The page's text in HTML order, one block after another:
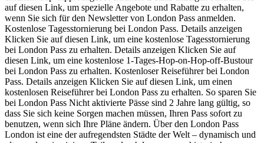
auf diesen Link, um spezielle Angebote und Rabatte zu erhalten,
wenn Sie sich für den Newsletter von London Pass anmelden.
Kostenlose Tagesstornierung bei London Pass. Details anzeigen
Klicken Sie auf diesen Link, um eine kostenlose Tagesstornierung
bei London Pass zu erhalten. Details anzeigen Klicken Sie auf
diesen Link, um eine kostenlose 1-Tages-Hop-on-Hop-off-Bustour
bei London Pass zu erhalten. Kostenloser Reiseführer bei London
Pass. Details anzeigen Klicken Sie auf diesen Link, um einen
kostenlosen Reiseführer bei London Pass zu erhalten. So sparen Sie
bei London Pass Nicht aktivierte Pässe sind 2 Jahre lang gültig, so
dass Sie sich keine Sorgen machen müssen, Ihren Pass sofort zu
benutzen, wenn sich Ihre Pläne ändern. Über den London Pass
London ist eine der aufregendsten Städte der Welt – dynamisch und